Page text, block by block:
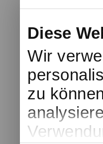
Diese
Wir
zu